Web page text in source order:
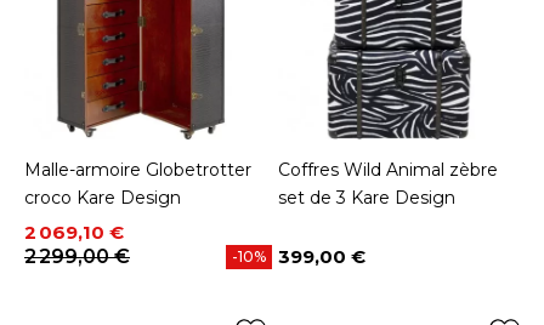
Malle-armoire Globetrotter
croco Kare Design
Prix
2 069,10 €
Prix de base
2 299,00 €
-10%
Coffres Wild Animal zèbre
set de 3 Kare Design
Prix
399,00 €